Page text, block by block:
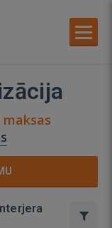
maksas